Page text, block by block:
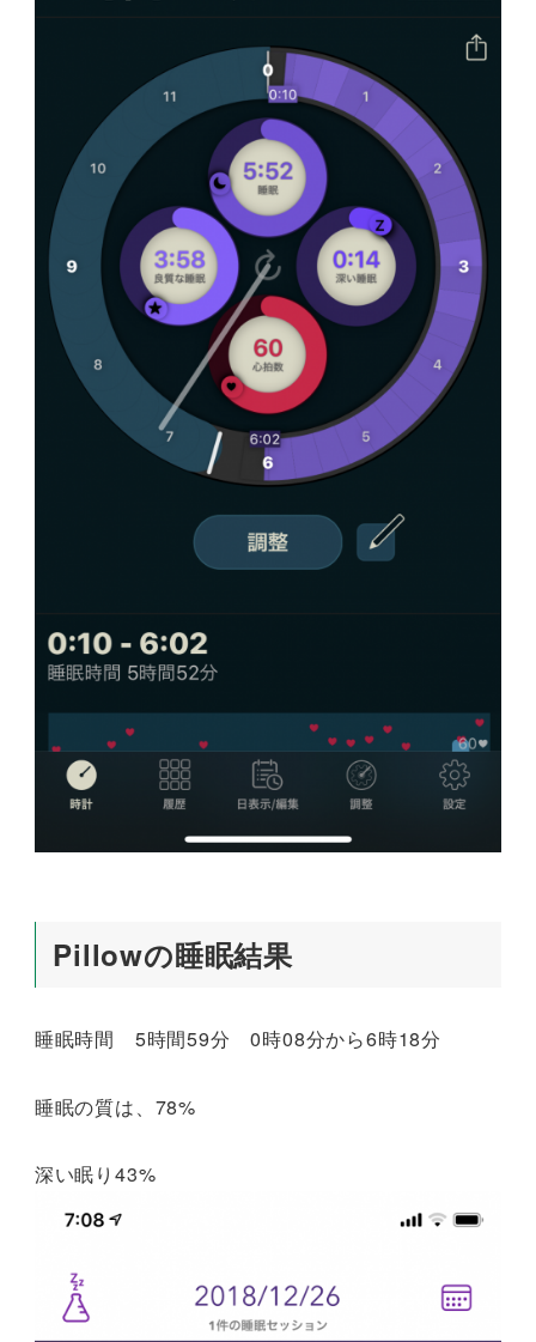
Pillowの睡眠結果
睡眠時間 5時間59分 0時08分から6時18分
睡眠の質は、78%
深い眠り43%